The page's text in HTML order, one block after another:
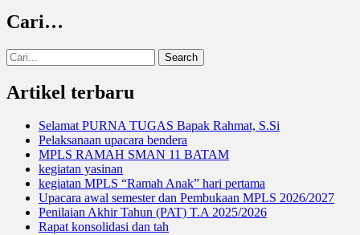
Cari…
Search
for:
Artikel terbaru
Selamat PURNA TUGAS Bapak Rahmat, S.Si
Pelaksanaan upacara bendera
MPLS RAMAH SMAN 11 BATAM
kegiatan yasinan
kegiatan MPLS “Ramah Anak” hari pertama
Upacara awal semester dan Pembukaan MPLS 2026/2027
Penilaian Akhir Tahun (PAT) T.A 2025/2026
Rapat konsolidasi dan tah